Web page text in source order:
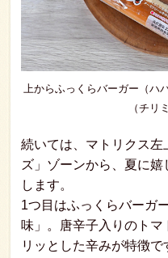
上からふっくらバーガー（ハ
（チリ
続いては、マトリクス左
ズ」ゾーンから、夏に
します。
1つ目はふっくらバーガ
味」。唐辛子入りのト
リッとした辛みが特徴